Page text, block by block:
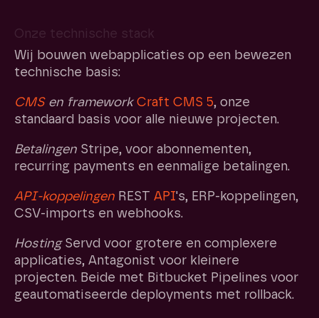
Onze technische stack
Wij bouwen webapplicaties op een bewezen
technische basis:
CMSen framework Craft CMS 5, onze
standaard basis voor alle nieuwe projecten.
Betalingen Stripe, voor abonnementen,
recurring payments en eenmalige betalingen.
API-koppelingen REST API's, ERP-koppelingen,
CSV-imports en webhooks.
HostingServd voor grotere en complexere
applicaties, Antagonist voor kleinere
projecten. Beide met Bitbucket Pipelines voor
geautomatiseerde deployments met rollback.